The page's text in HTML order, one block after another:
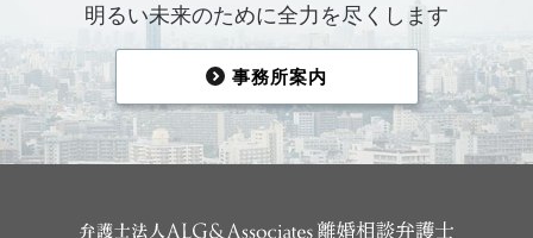
明るい未来のために全力を尽くします
事務所案内